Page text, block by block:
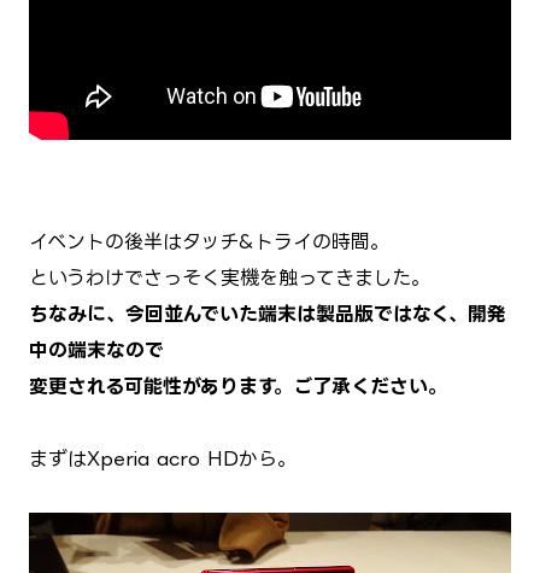
イベントの後半はタッチ&トライの時間。
というわけでさっそく実機を触ってきました。
ちなみに、今回並んでいた端末は製品版ではなく、開発
中の端末なので
変更される可能性があります。ご了承ください。
まずはXperia acro HDから。